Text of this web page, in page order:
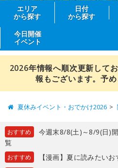
エリア
から探す
日付
から探す
今日開催
イベント
2026年情報へ順次更新して
報もございます。予め
夏休みイベント・おでかけ2026
おすすめ
今週末8/8(土)～8/9(日)
覧
おすすめ 【漫画】夏に読みたい